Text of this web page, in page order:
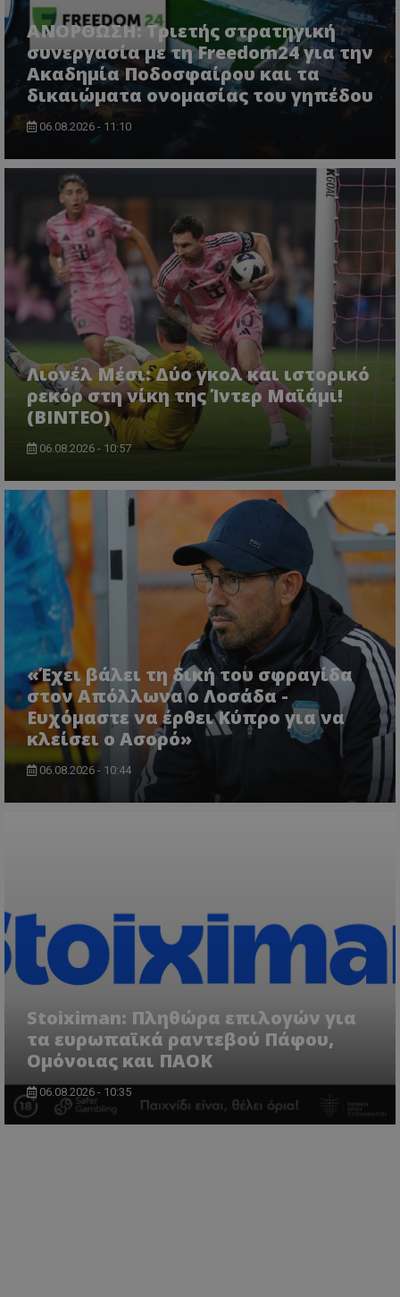
ΑΝΟΡΘΩΣΗ: Τριετής στρατηγική
συνεργασία με τη Freedom24 για την
Ακαδημία Ποδοσφαίρου και τα
δικαιώματα ονομασίας του γηπέδου
06.08.2026 - 11:10
Λιονέλ Μέσι: Δύο γκολ και ιστορικό
ρεκόρ στη νίκη της Ίντερ Μαϊάμι!
(ΒΙΝΤΕΟ)
06.08.2026 - 10:57
«Έχει βάλει τη δική του σφραγίδα
στον Απόλλωνα ο Λοσάδα -
Ευχόμαστε να έρθει Κύπρο για να
κλείσει ο Ασορό»
06.08.2026 - 10:44
Stoiximan: Πληθώρα επιλογών για
τα ευρωπαϊκά ραντεβού Πάφου,
Ομόνοιας και ΠΑΟΚ
06.08.2026 - 10:35